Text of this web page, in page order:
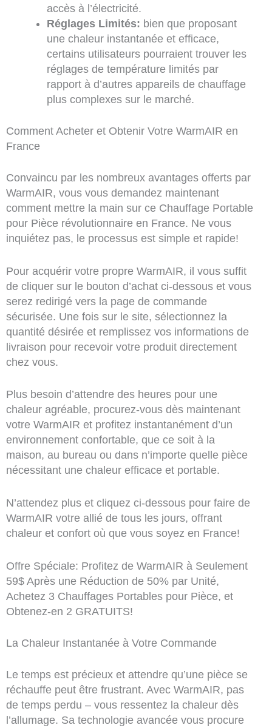
accès à l’électricité.
Réglages Limités: bien que proposant
une chaleur instantanée et efficace,
certains utilisateurs pourraient trouver les
réglages de température limités par
rapport à d’autres appareils de chauffage
plus complexes sur le marché.
Comment Acheter et Obtenir Votre WarmAIR en
France
Convaincu par les nombreux avantages offerts par
WarmAIR, vous vous demandez maintenant
comment mettre la main sur ce Chauffage Portable
pour Pièce révolutionnaire en France. Ne vous
inquiétez pas, le processus est simple et rapide!
Pour acquérir votre propre WarmAIR, il vous suffit
de cliquer sur le bouton d’achat ci-dessous et vous
serez redirigé vers la page de commande
sécurisée. Une fois sur le site, sélectionnez la
quantité désirée et remplissez vos informations de
livraison pour recevoir votre produit directement
chez vous.
Plus besoin d’attendre des heures pour une
chaleur agréable, procurez-vous dès maintenant
votre WarmAIR et profitez instantanément d’un
environnement confortable, que ce soit à la
maison, au bureau ou dans n’importe quelle pièce
nécessitant une chaleur efficace et portable.
N’attendez plus et cliquez ci-dessous pour faire de
WarmAIR votre allié de tous les jours, offrant
chaleur et confort où que vous soyez en France!
Offre Spéciale: Profitez de WarmAIR à Seulement
59$ Après une Réduction de 50% par Unité,
Achetez 3 Chauffages Portables pour Pièce, et
Obtenez-en 2 GRATUITS!
La Chaleur Instantanée à Votre Commande
Le temps est précieux et attendre qu’une pièce se
réchauffe peut être frustrant. Avec WarmAIR, pas
de temps perdu – vous ressentez la chaleur dès
l’allumage. Sa technologie avancée vous procure